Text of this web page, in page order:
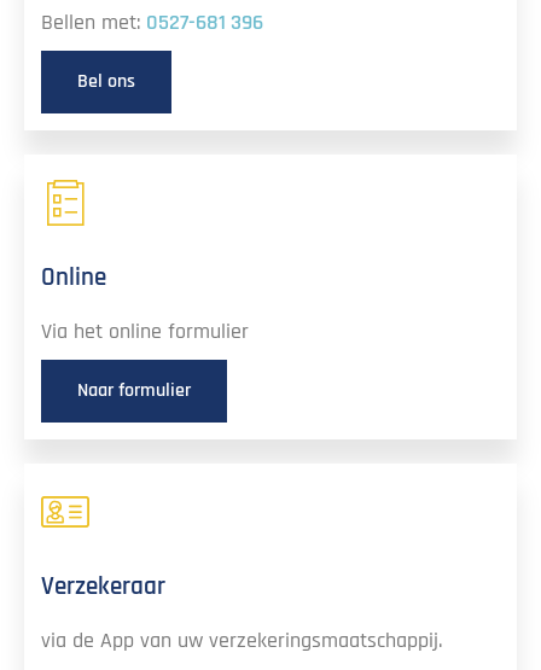
Bellen met: 0527-681 396
Bel ons
Online
Via het online formulier
Naar formulier
Verzekeraar
via de App van uw verzekeringsmaatschappij.